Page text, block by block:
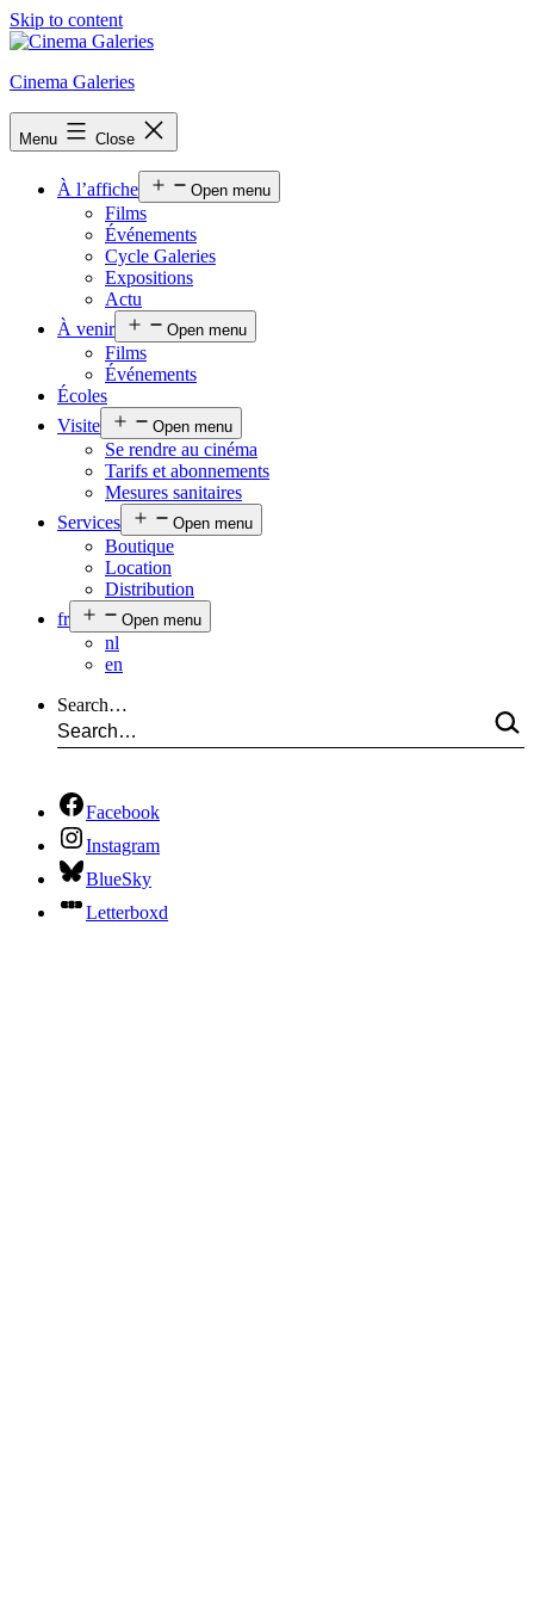
Skip to content
Cinema Galeries
Menu Close
À l’affiche Open menu
Films
Événements
Cycle Galeries
Expositions
Actu
À venir
Open menu
Films
Événements
Écoles
Visite
Open menu
Se rendre au cinéma
Tarifs et abonnements
Mesures sanitaires
Services
Open menu
Boutique
Location
Distribution
fr
Open menu
nl
en
Search…
Facebook
Instagram
BlueSky
Letterboxd